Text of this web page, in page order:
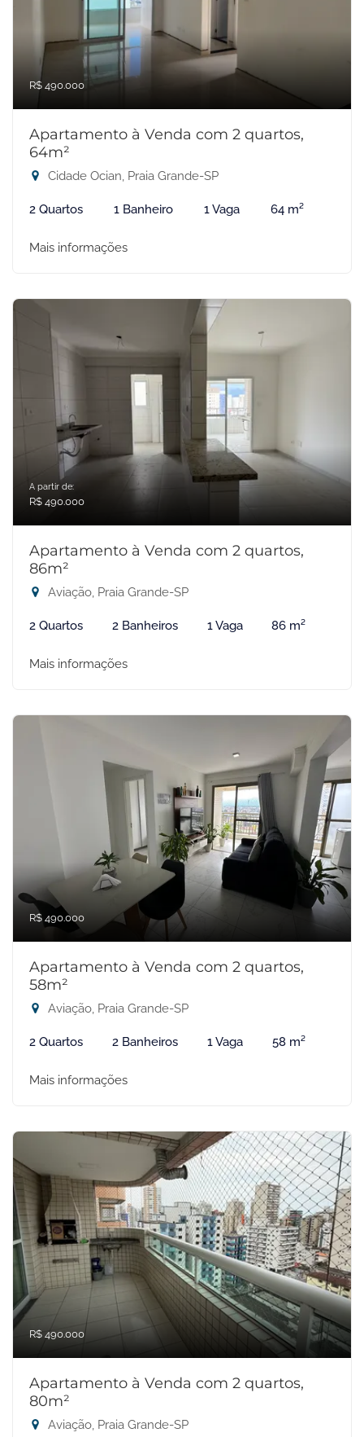
R$ 490.000
Apartamento à Venda com 2 quartos,
64m²
Cidade Ocian, Praia Grande-SP
2 Quartos 1 Banheiro 1 Vaga 64 m²
Mais informações
A partir de:
R$ 490.000
Apartamento à Venda com 2 quartos,
86m²
Aviação, Praia Grande-SP
2 Quartos 2 Banheiros 1 Vaga 86 m²
Mais informações
R$ 490.000
Apartamento à Venda com 2 quartos,
58m²
Aviação, Praia Grande-SP
2 Quartos 2 Banheiros 1 Vaga 58 m²
Mais informações
R$ 490.000
Apartamento à Venda com 2 quartos,
80m²
Aviação, Praia Grande-SP